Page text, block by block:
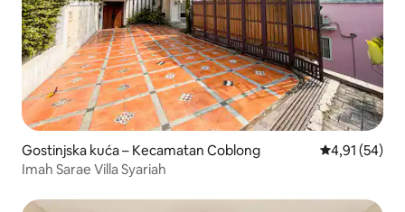
Gostinjska kuća – Kecamatan Coblong Prosječna
4,91 (54)
Imah Sarae Villa Syariah